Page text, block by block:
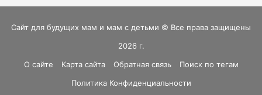
Сайт для будущих мам и мам с детьми © Все права защищены
2026 г.
О сайте
Карта сайта Обратная связь
Поиск по тегам
Политика Конфиденциальности